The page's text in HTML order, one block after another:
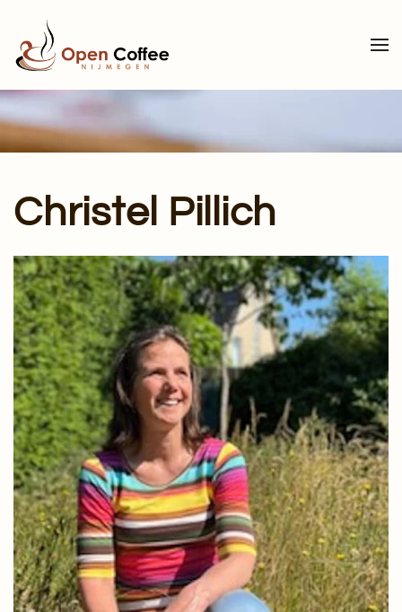
Terug naar hoofdinhoud
Christel Pillich